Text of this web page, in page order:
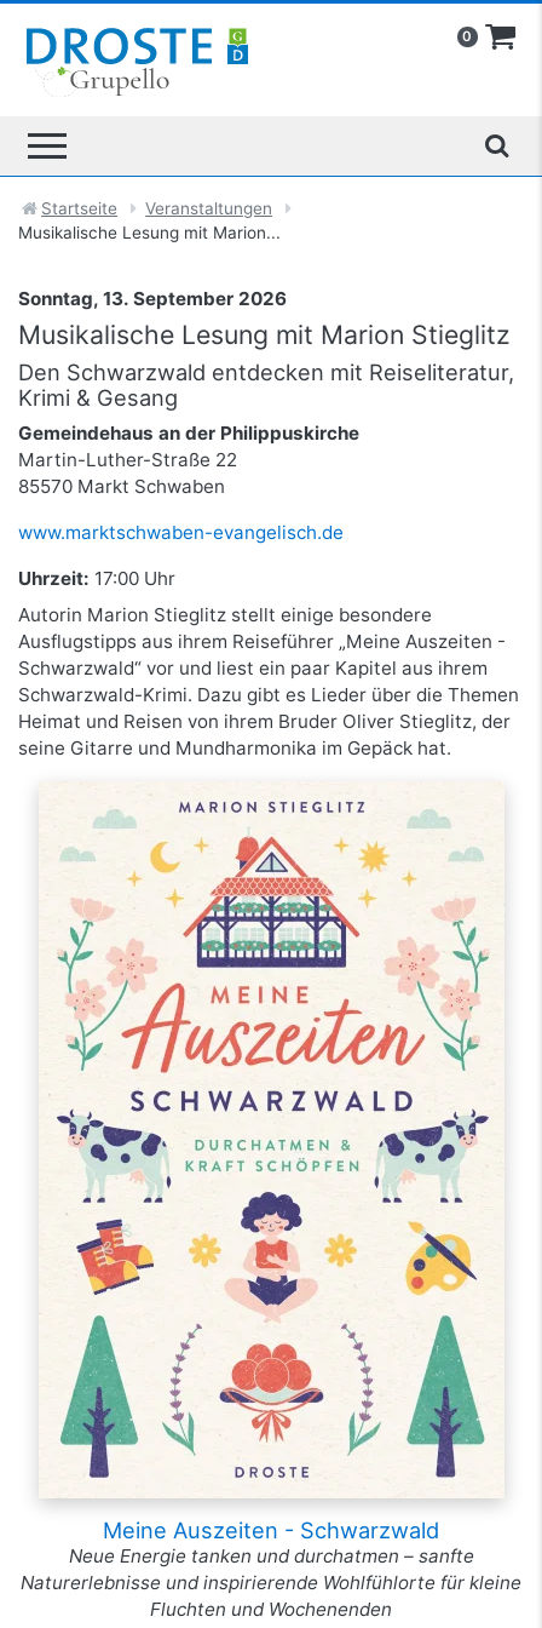
0
Startseite
Veranstaltungen
Musikalische Lesung mit Marion...
Sonntag, 13. September 2026
Musikalische Lesung mit Marion Stieglitz
Den Schwarzwald entdecken mit Reiseliteratur,
Krimi & Gesang
Gemeindehaus an der Philippuskirche
Martin-Luther-Straße 22
85570 Markt Schwaben
www.marktschwaben-evangelisch.de
Uhrzeit: 17:00 Uhr
Autorin Marion Stieglitz stellt einige besondere
Ausflugstipps aus ihrem Reiseführer „Meine Auszeiten -
Schwarzwald“ vor und liest ein paar Kapitel aus ihrem
Schwarzwald-Krimi. Dazu gibt es Lieder über die Themen
Heimat und Reisen von ihrem Bruder Oliver Stieglitz, der
seine Gitarre und Mundharmonika im Gepäck hat.
Meine Auszeiten - Schwarzwald
Neue Energie tanken und durchatmen – sanfte
Naturerlebnisse und inspirierende Wohlfühlorte für kleine
Fluchten und Wochenenden